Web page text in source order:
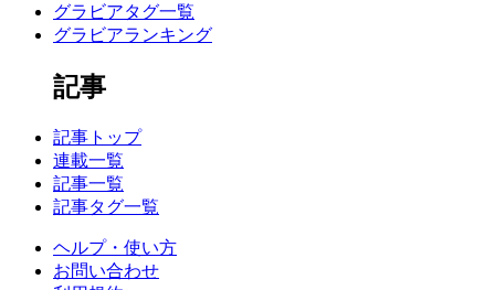
グラビアタグ一覧
グラビアランキング
記事
記事トップ
連載一覧
記事一覧
記事タグ一覧
ヘルプ・使い方
お問い合わせ